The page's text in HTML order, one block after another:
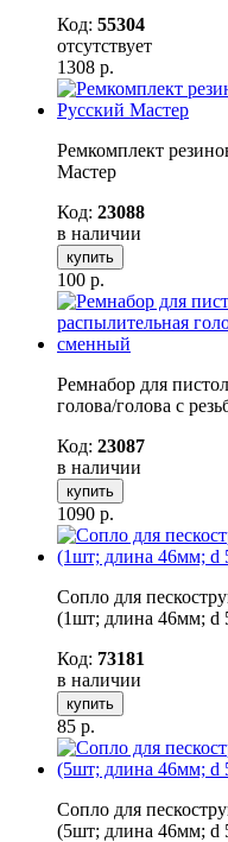
Код: 55304
отсутствует
1308 р.
Ремкомплект
Мастер
Код: 23088
в наличии
купить
100 р.
Ремнабор для
голова/голова с
Код: 23087
в наличии
купить
1090 р.
Сопло для
(1шт; длина 46мм; d
Код: 73181
в наличии
купить
85 р.
Сопло для
(5шт; длина 46мм; d